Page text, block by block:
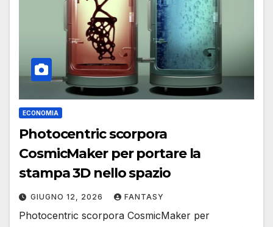
ECONOMIA
Photocentric scorpora
CosmicMaker per portare la
stampa 3D nello spazio
GIUGNO 12, 2026 FANTASY
Photocentric scorpora CosmicMaker per